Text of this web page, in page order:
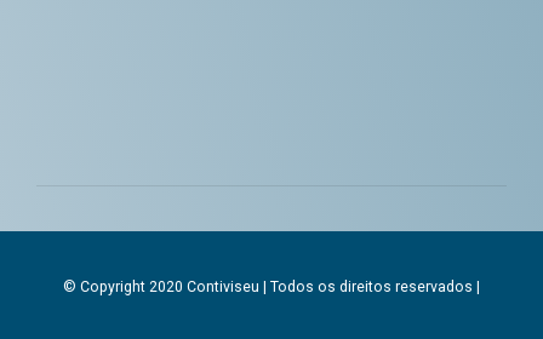
© Copyright 2020 Contiviseu | Todos os direitos reservados |